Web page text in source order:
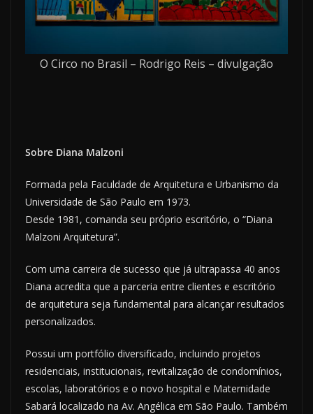
O Circo no Brasil – Rodrigo Reis – divulgação
Sobre Diana Malzoni
Formada pela Faculdade de Arquitetura e Urbanismo da
Universidade de São Paulo em 1973.
Desde 1981, comanda seu próprio escritório, o “Diana
Malzoni Arquitetura”.
Com uma carreira de sucesso que já ultrapassa 40 anos
Diana acredita que a parceria entre clientes e escritório
de arquitetura seja fundamental para alcançar resultados
personalizados.
Possui um portfólio diversificado, incluindo projetos
residenciais, institucionais, revitalização de condomínios,
escolas, laboratórios e o novo hospital e Maternidade
Sabará localizado na Av. Angélica em São Paulo. Também